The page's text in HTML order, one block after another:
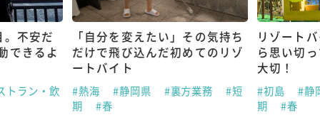
不安だ
できるよ
トラン・飲
「自分を変えたい」その気持ち
だけで飛び込んだ初めてのリゾ
ートバイト
#熱海 #静岡県 #裏方業務
#短
期
#春
リゾート
ら思い切
大切！
#初島
#静
期
#春